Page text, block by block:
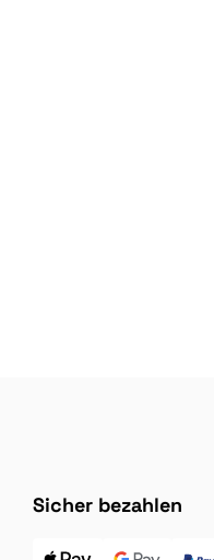
Sicher bezahlen